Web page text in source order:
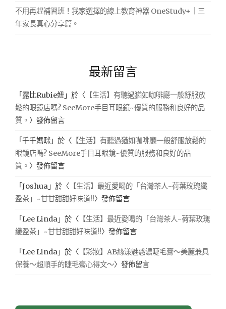
不用再趕補習班！我家選擇的線上教育神器 OneStudy+｜三
年家長真心分享篇。
最新留言
「 露比Rubie妞 」於〈 【生活】有聽過猶如咖啡廳一般舒服放
鬆的眼鏡店嗎? SeeMore手目耳眼鏡~優質的服務和良好的品
質。 〉發佈留言
「千千媽咪 」於〈 【生活】有聽過猶如咖啡廳一般舒服放鬆的
眼鏡店嗎? SeeMore手目耳眼鏡~優質的服務和良好的品
質。 〉發佈留言
「Joshua 」於〈 【生活】最近愛喝的「台灣茶人-荷葉玫瑰纖
盈茶」~甘甘甜甜好味道!!〉發佈留言
「Lee Linda 」於〈 【生活】最近愛喝的「台灣茶人-荷葉玫瑰
纖盈茶」~甘甘甜甜好味道!!〉發佈留言
「Lee Linda 」於〈 【彩妝】AB絲漾魅惑濃睫毛膏～美麗兼具
保養～超順手的睫毛膏心得文～〉發佈留言